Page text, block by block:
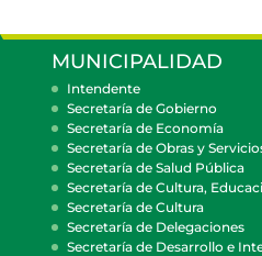
MUNICIPALIDAD
Intendente
Secretaría de Gobierno
Secretaría de Economía
Secretaría de Obras y
Secretaría de Salud Pública
Secretaría de Cultura,
Secretaría de Cultura
Secretaría de Delegaciones
Secretaría de Desarrollo e